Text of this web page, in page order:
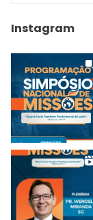
Instagram